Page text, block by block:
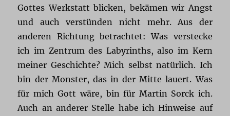
Gottes Werkstatt blicken, bekämen wir Angst
und auch verstünden nicht mehr. Aus der
anderen Richtung betrachtet: Was verstecke
ich im Zentrum des Labyrinths, also im Kern
meiner Geschichte? Mich selbst natürlich. Ich
bin der Monster, das in der Mitte lauert. Was
für mich Gott wäre, bin für Martin Sorck ich.
Auch an anderer Stelle habe ich Hinweise auf